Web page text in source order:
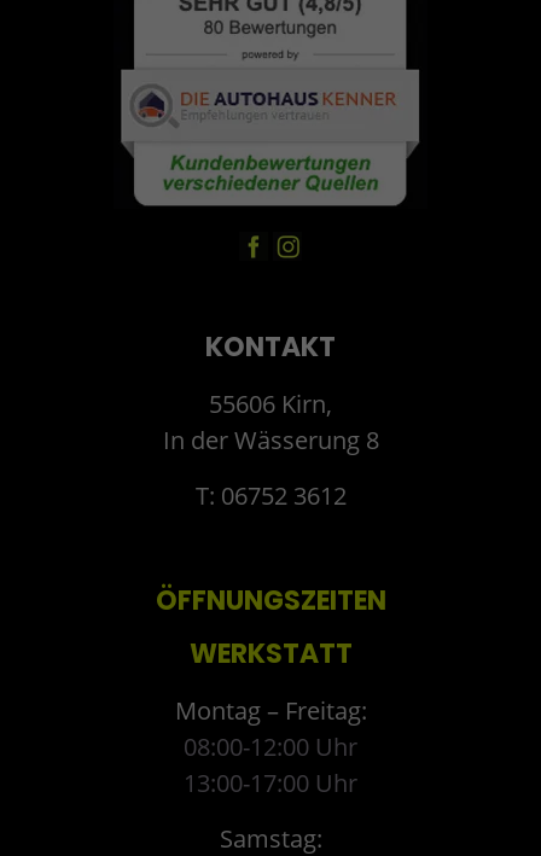
KONTAKT
55606 Kirn,
In der Wässerung 8
T: 06752 3612
ÖFFNUNGSZEITEN
WERKSTATT
Montag – Freitag:
08:00-12:00 Uhr
13:00-17:00 Uhr
Samstag: